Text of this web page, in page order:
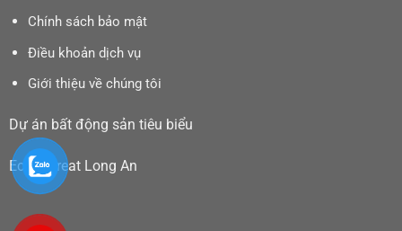
Chính sách bảo mật
Điều khoản dịch vụ
Giới thiệu về chúng tôi
Dự án bất động sản tiêu biểu
Eco Retreat Long An